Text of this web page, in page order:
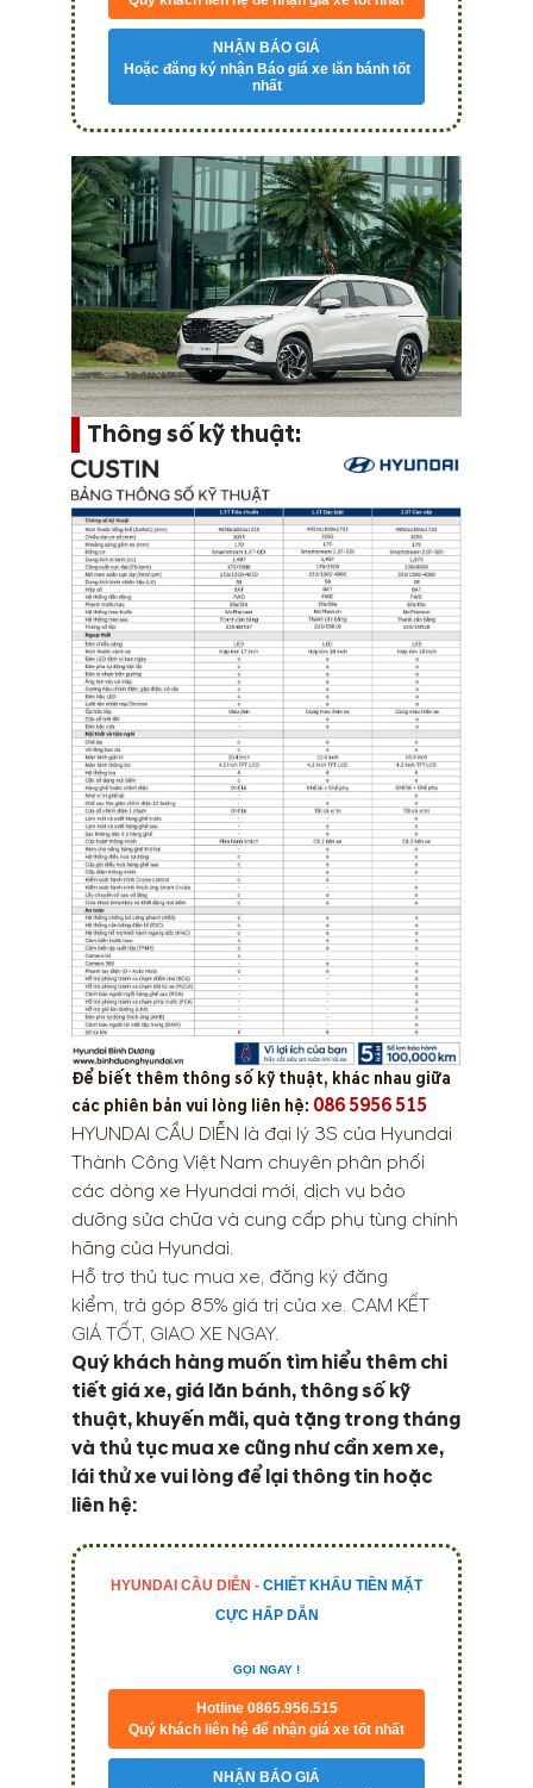
NHẬN BÁO GIÁ
Hoặc đăng ký nhận Báo giá xe lăn bánh tốt
nhất
Thông số kỹ thuật:
Để biết thêm thông số kỹ thuật, khác nhau giữa
các phiên bản vui lòng liên hệ: 086 5956 515
HYUNDAI CẦU DIỄN là đại lý 3S của Hyundai
Thành Công Việt Nam chuyên phân phối
các dòng xe Hyundai mới, dịch vụ bảo
dưỡng sửa chữa và cung cấp phụ tùng chính
hãng của Hyundai.
Hỗ trợ thủ tục mua xe, đăng ký đăng
kiểm, trả góp 85% giá trị của xe. CAM KẾT
GIÁ TỐT, GIAO XE NGAY.
Quý khách hàng muốn tìm hiểu thêm chi
tiết giá xe, giá lăn bánh, thông số kỹ
thuật, khuyến mãi, quà tặng trong tháng
và thủ tục mua xe cũng như cần xem xe,
lái thử xe vui lòng để lại thông tin hoặc
liên hệ:
HYUNDAI CẦU DIỄN - CHIẾT KHẤU TIỀN MẶT
CỰC HẤP DẪN
GỌI NGAY !
Hotline 0865.956.515
Quý khách liên hệ để nhận giá xe tốt nhất
NHẬN BÁO GIÁ